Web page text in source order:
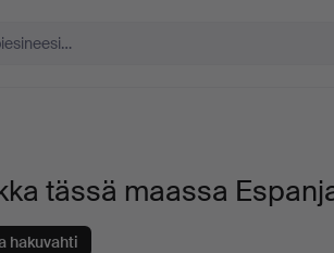
tässä maassa
hakuvahti